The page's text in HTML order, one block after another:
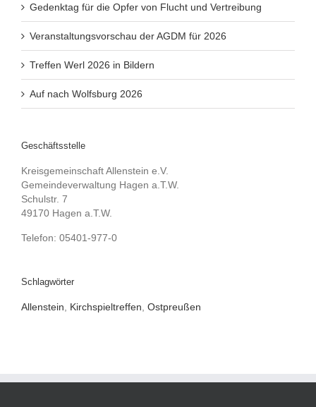
Gedenktag für die Opfer von Flucht und Vertreibung
Veranstaltungsvorschau der AGDM für 2026
Treffen Werl 2026 in Bildern
Auf nach Wolfsburg 2026
Geschäftsstelle
Kreisgemeinschaft Allenstein e.V.
Gemeindeverwaltung Hagen a.T.W.
Schulstr. 7
49170 Hagen a.T.W.
Telefon: 05401-977-0
Schlagwörter
Allenstein Kirchspieltreffen Ostpreußen